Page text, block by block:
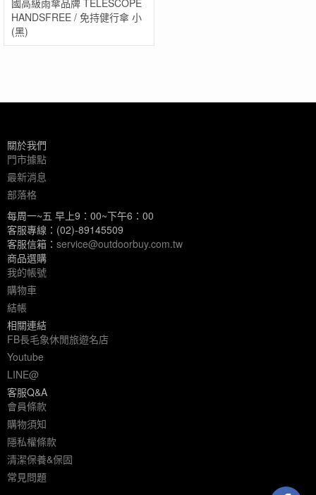
國高級雨傘品牌 TELESCOPE
HANDSFREE / 免持健行傘 小
(黑)
關於我們
門市據點
最新消息
部落格
每周一~五 早上9：00~下午6：00
客服專線：(02)-89145509
客服信箱： service@outdoorbuy.com.tw
商品選購
我的帳號
購物車
結帳
相關連結
FB長毛象休閒旅遊名店
Youtube
LINE@
客服Q&A
會員條款
購物須知
隱私權條款
清潔保養&保固
常見問題